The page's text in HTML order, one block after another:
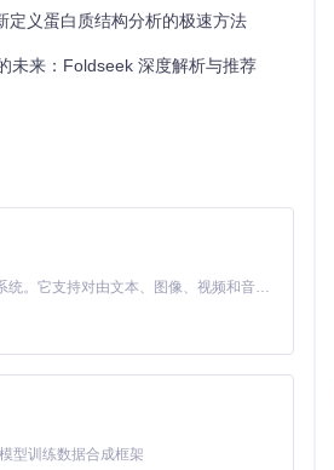
效率
）进行初步筛选，这
LoLAlign.cpp实现的局部
"筛选策略使Foldseek在保持95%以上
定义蛋白质结构分析的极速方法
未来：Foldseek 深度解析与推荐
MiniMax H3 是一个通用的全模态生成系统。它支持对由文本、图像、视频和音频组成的多模态上下文进行统一理解，并能生成分辨率高达 2K、时长可达 15 秒的带原生立体声音频的视频。得益于面向任务泛化的系统设计，H3 在预训练阶段就已具备广泛的多模态上下文理解与生成能力，能够出色地执行复杂的多模态指令。
型训练数据合成框架